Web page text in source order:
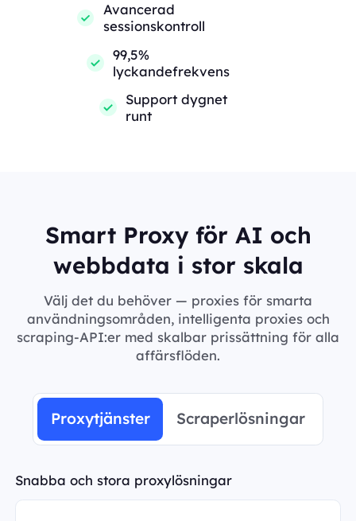
Avancerad
sessionskontroll
99,5%
lyckandefrekvens
Support dygnet
runt
Smart Proxy för AI och
webbdata i stor skala
Välj det du behöver — proxies för smarta
användningsområden, intelligenta proxies och
scraping-API:er med skalbar prissättning för alla
affärsflöden.
Proxytjänster Scraperlösningar
Snabba och stora proxylösningar